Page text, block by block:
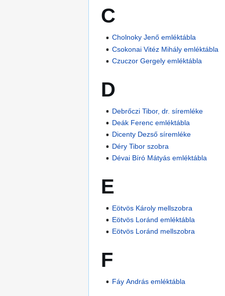
C
Cholnoky Jenő emléktábla
Csokonai Vitéz Mihály emléktábla
Czuczor Gergely emléktábla
D
Debrőczi Tibor, dr. síremléke
Deák Ferenc emléktábla
Dicenty Dezső síremléke
Déry Tibor szobra
Dévai Bíró Mátyás emléktábla
E
Eötvös Károly mellszobra
Eötvös Loránd emléktábla
Eötvös Loránd mellszobra
F
Fáy András emléktábla